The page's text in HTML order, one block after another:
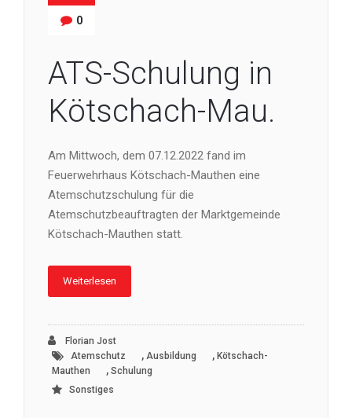
0
ATS-Schulung in
Kötschach-Mau.
Am Mittwoch, dem 07.12.2022 fand im
Feuerwehrhaus Kötschach-Mauthen eine
Atemschutzschulung für die
Atemschutzbeauftragten der Marktgemeinde
Kötschach-Mauthen statt.
Weiterlesen
Florian Jost
Atemschutz
, Ausbildung , Kötschach-
Mauthen
, Schulung
Sonstiges